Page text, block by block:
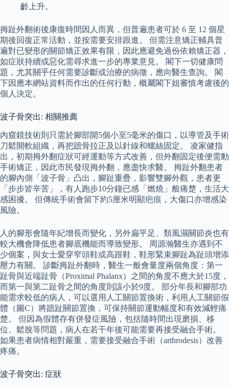
齡上升。
拇趾外翻術後康復時間因人而異，但普遍患者可於 6 至 12 個星
期後回復正常活動，並按需要安排跟進。 但需注意矯正輔具普
遍對已變形的關節矯正效果有限，因此應避免過份依賴矯正器，
如症狀持續或惡化需尋求進一步的專業意見。 閣下一切健康問
題，尤其關乎任何需要診斷或治療的病徵，應向醫生查詢。 閣
下因應本網站資料而作出的任何行動，概屬閣下姐審慎考慮後的
個人決定。
波子骨突出: 相關推薦
內窺鏡技術則只需於腳部開5個小至5毫米的傷口，以導管及手術
刀鬆開軟組織，再把蹠骨拉正及以針線和螺絲固定。 凌家健指
出，初期拇外翻症狀可經運動等方式改善，但外翻固定後便需動
手術矯正，因此市民發現拇外翻，應盡快求醫。 拇趾外翻患者
的腳內側「波子骨」凸出，腳趾重疊，影響雙腳外觀，患者更
「步步皆辛苦」，有人跑步10分鐘已感「燃燒」般痛楚，生活大
感困擾。 但傳統手術會留下約5厘米明顯疤痕，大傷口亦增感染
風險。
人的腳形會隨年紀增長而變化，另外扁平足、類風濕關節炎也有
較大機會降低患者腳底機能而導致變形。 周源瀚醫生亦遇到不
少個案，與女士愛穿窄頭鞋或高跟鞋，鞋形緊束腳趾為趾頭增添
壓力有關。 診斷拇趾外翻時，醫生一般會量度兩個角度：第一
趾骨與近端趾骨（Proximal Phalanx）之間的角度不應大於15度，
而第一與第二趾骨之間的角度則該小於9度。 部分年長和腳部功
能需求較低的病人，可以選用人工關節置換術，利用人工關節假
體（圖C）將蹠趾關節置換，可保持關節運動幅度和有效減輕痛
楚。 但因為假體存有併發症風險，包括隨時間出現磨損、移
位、鬆脫等問題，病人在若干年後可能需要再接受融合手術。
如果患者病情相對嚴重，需要接受融合手術（arthrodesis）改善
疼痛。
波子骨突出: 症狀